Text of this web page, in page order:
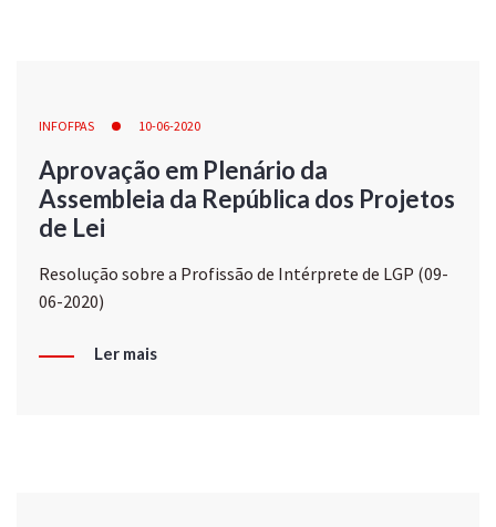
INFOFPAS 10-06-2020
Aprovação em Plenário da
Assembleia da República dos Projetos
de Lei
Resolução sobre a Profissão de Intérprete de LGP (09-
06-2020)
Ler mais